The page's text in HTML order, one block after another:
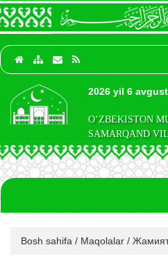
2026 yil 6
O‘ZBEKISTON
SAMARQAND
Bosh sahifa / Maqolalar /